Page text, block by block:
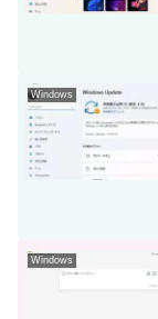
Windows
Windows